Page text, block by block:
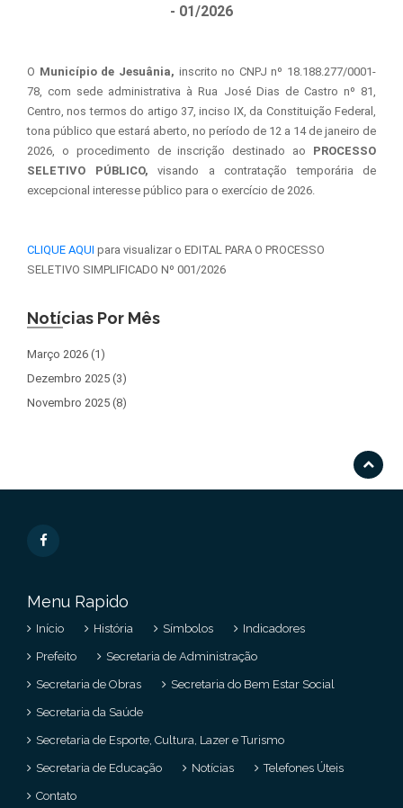
- 01/2026
O Município de Jesuânia, inscrito no CNPJ nº 18.188.277/0001-
78, com sede administrativa à Rua José Dias de Castro nº 81,
Centro, nos termos do artigo 37, inciso IX, da Constituição Federal,
tona público que estará aberto, no período de 12 a 14 de janeiro de
2026, o procedimento de inscrição destinado ao PROCESSO
SELETIVO PÚBLICO, visando a contratação temporária de
excepcional interesse público para o exercício de 2026.
CLIQUE AQUI para visualizar o EDITAL PARA O PROCESSO
SELETIVO SIMPLIFICADO Nº 001/2026
Notícias Por Mês
Março 2026 (1)
Dezembro 2025 (3)
Novembro 2025 (8)
Menu Rapido
Início História Símbolos Indicadores
Prefeito Secretaria de Administração
Secretaria de Obras Secretaria do Bem Estar Social
Secretaria da Saúde
Secretaria de Esporte, Cultura, Lazer e Turismo
Secretaria de Educação Notícias Telefones Úteis
Contato